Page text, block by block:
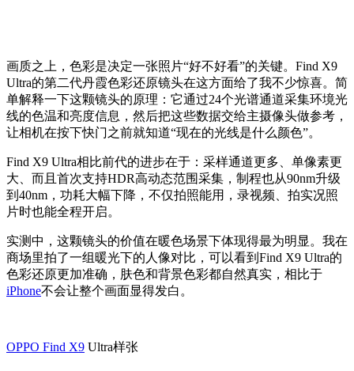
画质之上，色彩是决定一张照片“好不好看”的关键。Find X9
Ultra的第二代丹霞色彩还原镜头在这方面给了我不少惊喜。简
单解释一下这颗镜头的原理：它通过24个光谱通道采集环境光
线的色温和亮度信息，然后把这些数据交给主摄像头做参考，
让相机在按下快门之前就知道“现在的光线是什么颜色”。
Find X9 Ultra相比前代的进步在于：采样通道更多、单像素更
大、而且首次支持HDR高动态范围采集，制程也从90nm升级
到40nm，功耗大幅下降，不仅拍照能用，录视频、拍实况照
片时也能全程开启。
实测中，这颗镜头的价值在暖色场景下体现得最为明显。我在
商场里拍了一组暖光下的人像对比，可以看到Find X9 Ultra的
色彩还原更加准确，肤色和背景色彩都自然真实，相比于
iPhone不会让整个画面显得发白。
OPPO Find X9 Ultra样张